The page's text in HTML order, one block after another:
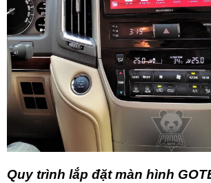
Quy trình lắp đặt màn hình